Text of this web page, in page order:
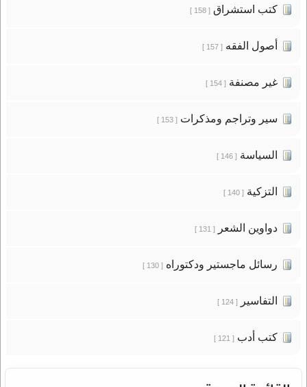
كتب استشراق[ 158 ]
أصول الفقه[ 157 ]
غير مصنفة[ 154 ]
سير وتراجم ومذكرات[ 153 ]
السياسة[ 146 ]
التزكية[ 140 ]
دواوين الشعر[ 131 ]
رسائل ماجستير ودكتوراه[ 130 ]
التفاسير[ 124 ]
كتب أدب[ 121 ]